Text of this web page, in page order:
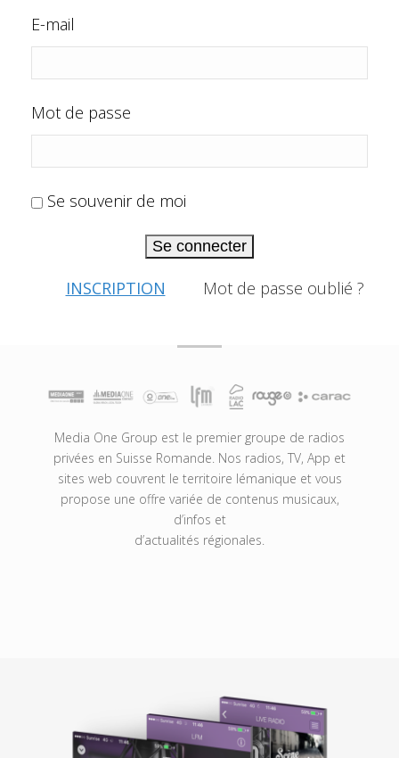
E-mail
Mot de passe
Se souvenir de moi
Se connecter
INSCRIPTION Mot de passe oublié ?
Media One Group est le premier groupe de radios
privées en Suisse Romande. Nos radios, TV, App et
sites web couvrent le territoire lémanique et vous
propose une offre variée de contenus musicaux,
d’infos et
d’actualités régionales.